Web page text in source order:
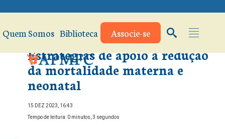
Quem Somos Biblioteca Associe-se
Estratégias de apoio à redução
da mortalidade materna e
neonatal
15 DEZ 2023, 16:43
Tempo de leitura: 0 minutos, 3 segundos